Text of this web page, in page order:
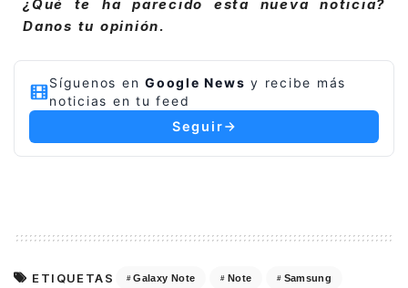
¿Qué te ha parecido esta nueva noticia?
Danos tu opinión.
Síguenos en Google News y recibe más
noticias en tu feed
Seguir
ETIQUETAS Galaxy Note Note Samsung